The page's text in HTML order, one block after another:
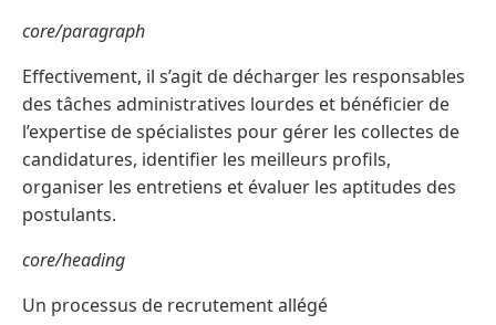
core/paragraph
Effectivement, il s’agit de décharger les responsables
des tâches administratives lourdes et bénéficier de
l’expertise de spécialistes pour gérer les collectes de
candidatures, identifier les meilleurs profils,
organiser les entretiens et évaluer les aptitudes des
postulants.
core/heading
Un processus de recrutement allégé